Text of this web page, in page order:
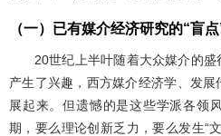
（一）已有媒介经济研究的“盲点
20世纪上半叶随着大众媒介的
产生了兴趣，西方媒介经济学、发
展起来。但遗憾的是这些学派各领
期，要么理论创新乏力，要么发生“